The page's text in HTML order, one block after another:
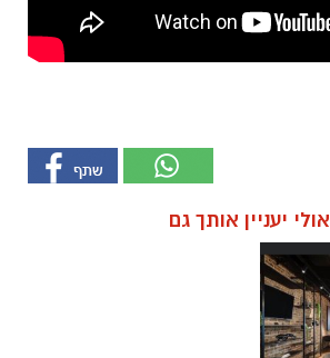
אולי יעניין אותך גם